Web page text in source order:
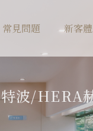
常見問題 新客
波/HERA